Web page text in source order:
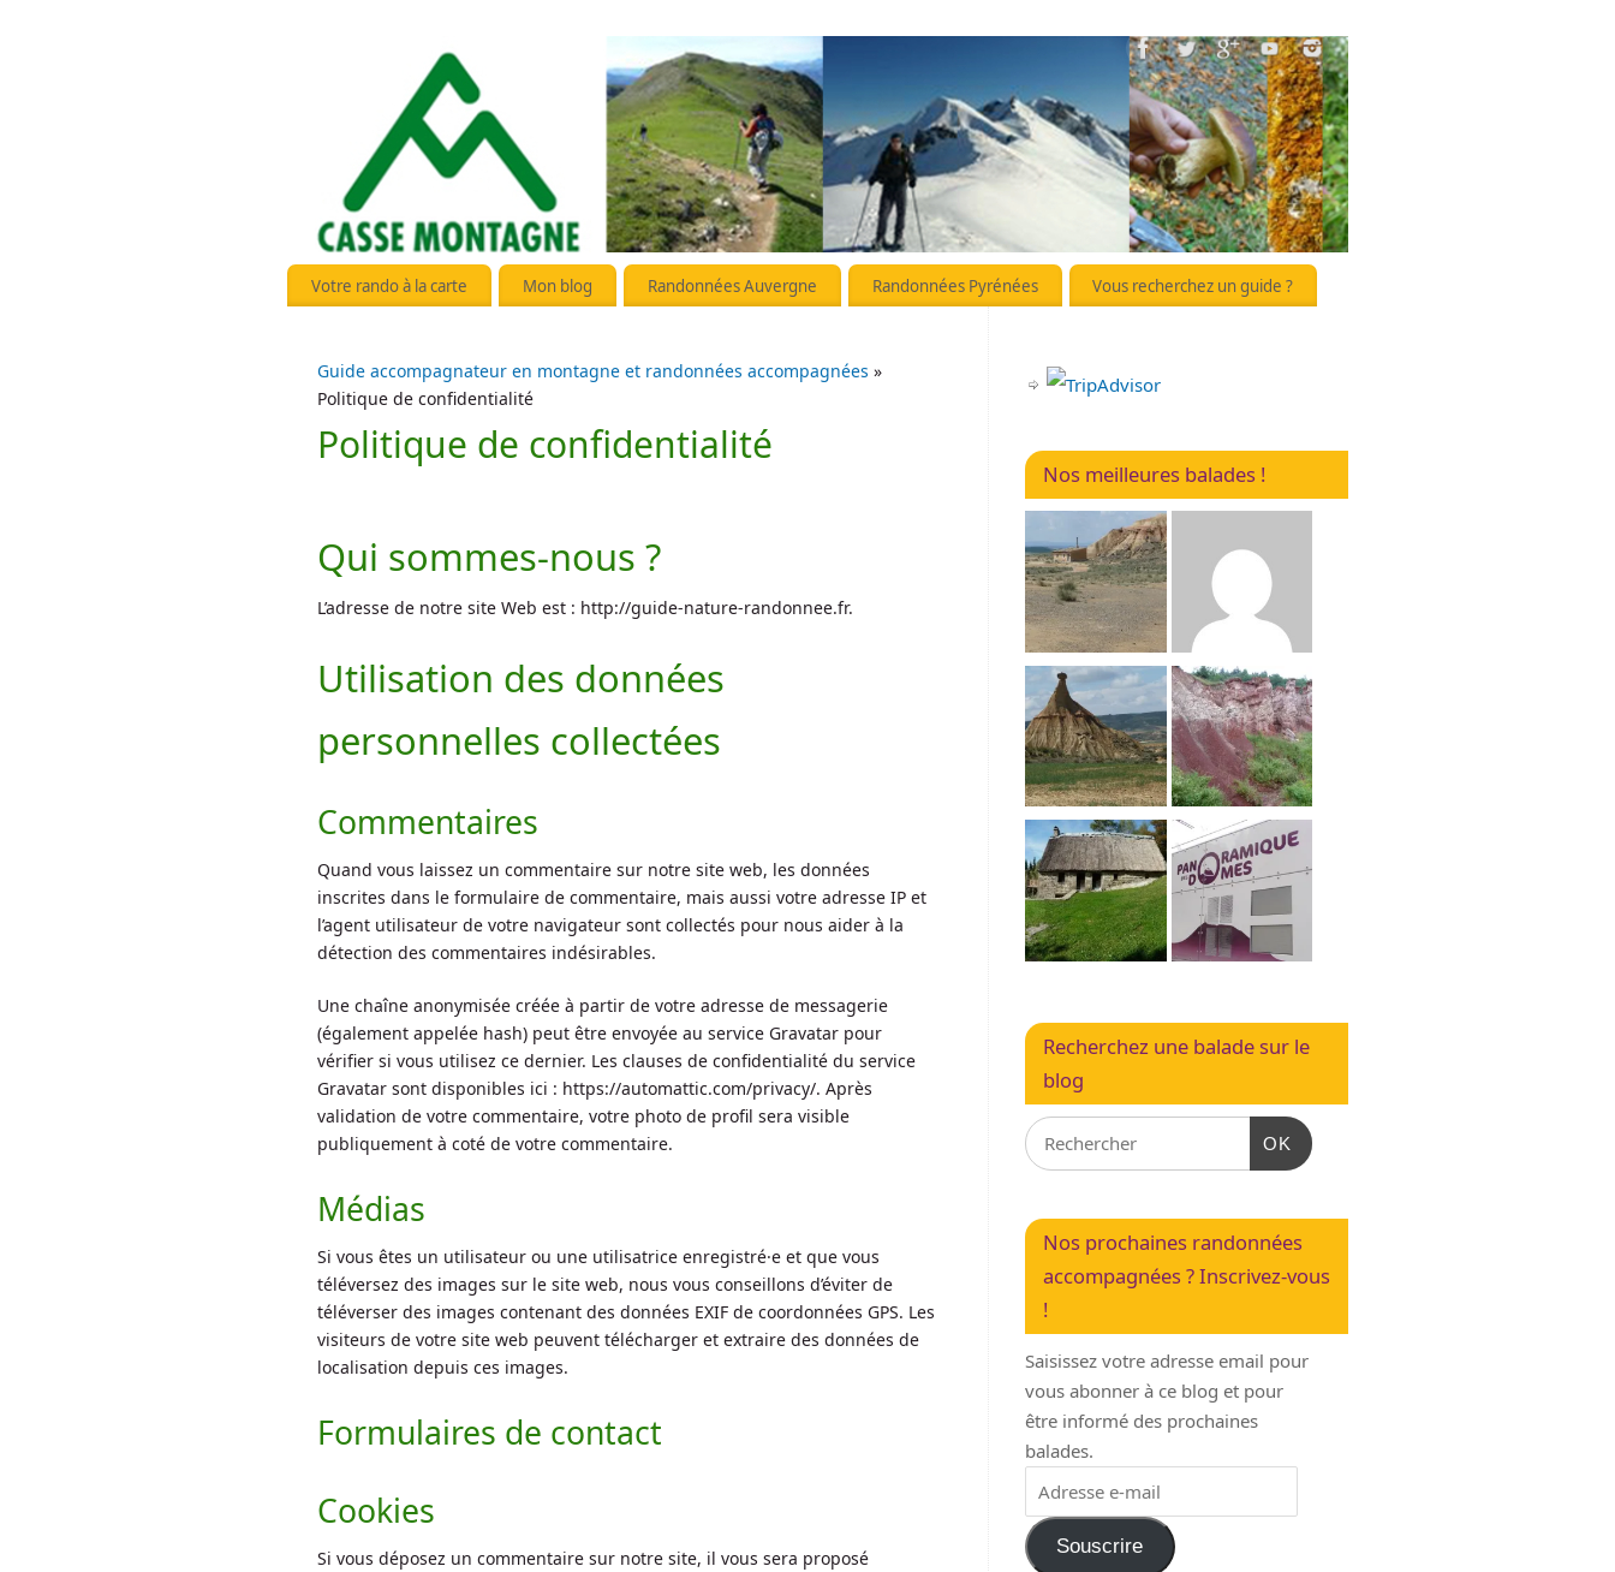
Votre rando à la carte Mon blog Randonnées Auvergne Randonnées Pyrénées Vous recherchez un guide ?
Guide accompagnateur en montagne et randonnées accompagnées »
Politique de confidentialité
Politique de confidentialité
Qui sommes-nous ?
L’adresse de notre site Web est : http://guide-nature-randonnee.fr.
Utilisation des données
personnelles collectées
Commentaires
Quand vous laissez un commentaire sur notre site web, les données
inscrites dans le formulaire de commentaire, mais aussi votre adresse IP et
l’agent utilisateur de votre navigateur sont collectés pour nous aider à la
détection des commentaires indésirables.
Une chaîne anonymisée créée à partir de votre adresse de messagerie
(également appelée hash) peut être envoyée au service Gravatar pour
vérifier si vous utilisez ce dernier. Les clauses de confidentialité du service
Gravatar sont disponibles ici : https://automattic.com/privacy/. Après
validation de votre commentaire, votre photo de profil sera visible
publiquement à coté de votre commentaire.
Médias
Si vous êtes un utilisateur ou une utilisatrice enregistré·e et que vous
téléversez des images sur le site web, nous vous conseillons d’éviter de
téléverser des images contenant des données EXIF de coordonnées GPS. Les
visiteurs de votre site web peuvent télécharger et extraire des données de
localisation depuis ces images.
Formulaires de contact
Cookies
Si vous déposez un commentaire sur notre site, il vous sera proposé
Nos meilleures balades !
Recherchez une balade sur le
blog
OK
Nos prochaines randonnées
accompagnées ? Inscrivez-vous
!
Saisissez votre adresse email pour
vous abonner à ce blog et pour
être informé des prochaines
balades.
Souscrire